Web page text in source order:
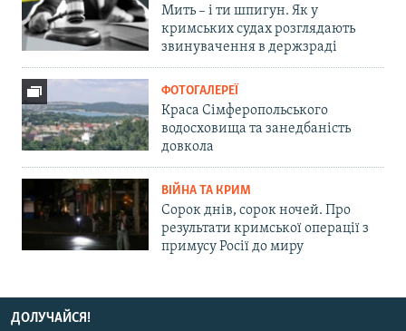
Мить – і ти шпигун. Як у
кримських судах розглядають
звинувачення в держзраді
ФОТОГАЛЕРЕЇ
Краса Сімферопольського
водосховища та занедбаність
довкола
ВІЙНА ТА КРИМ
Сорок днів, сорок ночей. Про
результати кримської операції з
примусу Росії до миру
ДОЛУЧАЙСЯ!